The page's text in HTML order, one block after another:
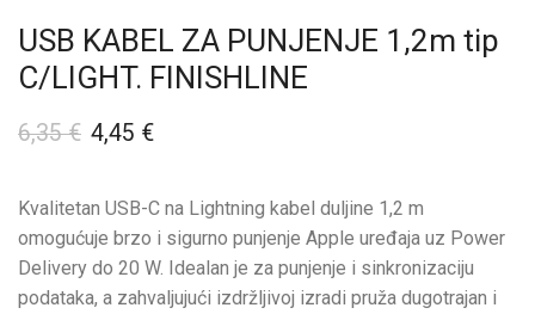
USB KABEL ZA PUNJENJE 1,2m tip
C/LIGHT. FINISHLINE
6,35€ 4,45 €
Kvalitetan USB-C na Lightning kabel duljine 1,2 m
omogućuje brzo i sigurno punjenje Apple uređaja uz Power
Delivery do 20 W. Idealan je za punjenje i sinkronizaciju
podataka, a zahvaljujući izdržljivoj izradi pruža dugotrajan i